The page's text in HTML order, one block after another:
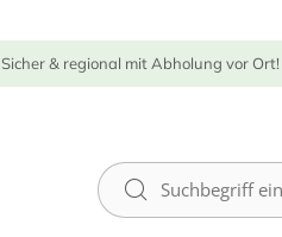
Sicher & regional mit Abholung vor